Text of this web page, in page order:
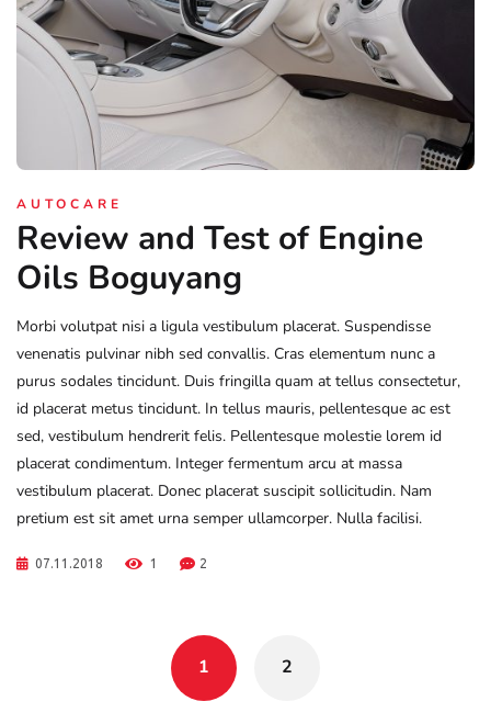
AUTOCARE
Review and Test of Engine
Oils Boguyang
Morbi volutpat nisi a ligula vestibulum placerat. Suspendisse
venenatis pulvinar nibh sed convallis. Cras elementum nunc a
purus sodales tincidunt. Duis fringilla quam at tellus consectetur,
id placerat metus tincidunt. In tellus mauris, pellentesque ac est
sed, vestibulum hendrerit felis. Pellentesque molestie lorem id
placerat condimentum. Integer fermentum arcu at massa
vestibulum placerat. Donec placerat suscipit sollicitudin. Nam
pretium est sit amet urna semper ullamcorper. Nulla facilisi.
07.11.2018 1 2
navigation
1 2